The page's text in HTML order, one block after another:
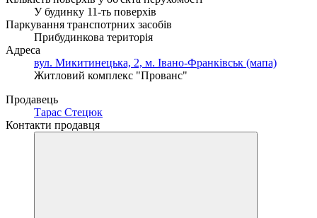
У будинку 11-ть поверхів
Паркування транспотрних засобів
Прибудинкова територія
Адреса
вул. Микитинецька, 2, м. Івано-Франківськ (мапа)
Житловий комплекс "Прованс"
Продавець
Тарас Стецюк
Контакти продавця